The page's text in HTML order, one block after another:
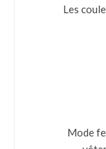
Les
Mode